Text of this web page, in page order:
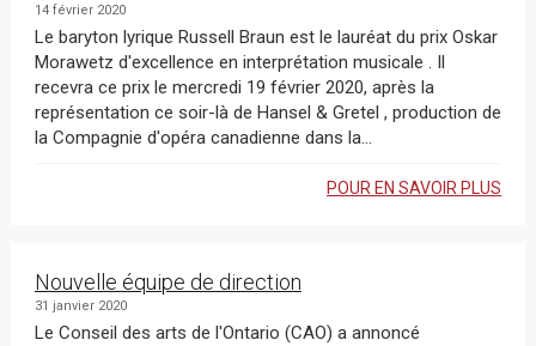
14 février 2020
Le baryton lyrique Russell Braun est le lauréat du prix Oskar
Morawetz d'excellence en interprétation musicale . Il
recevra ce prix le mercredi 19 février 2020, après la
représentation ce soir-là de Hansel & Gretel , production de
la Compagnie d'opéra canadienne dans la...
POUR EN SAVOIR PLUS
Nouvelle équipe de direction
31 janvier 2020
Le Conseil des arts de l'Ontario (CAO) a annoncé